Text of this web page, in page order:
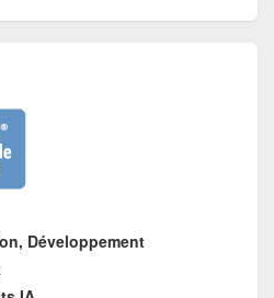
Développement